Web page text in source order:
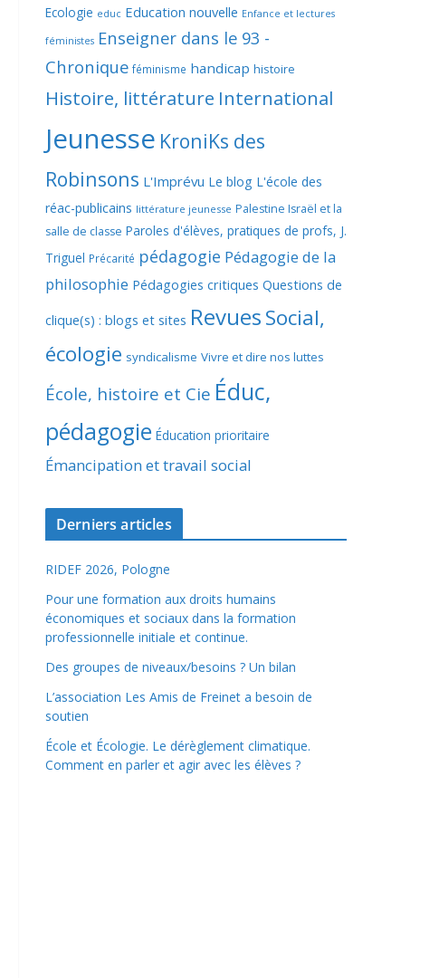
Ecologie educ Education nouvelle Enfance et lectures
féministes Enseigner dans le 93 -
Chronique féminisme handicap histoire
Histoire, littérature International
Jeunesse KroniKs des
Robinsons L'Imprévu Le blog L'école des
réac-publicains littérature jeunesse Palestine Israël et la
salle de classe Paroles d'élèves, pratiques de profs, J.
Triguel Précarité pédagogie Pédagogie de la
philosophie Pédagogies critiques Questions de
clique(s) : blogs et sites RevuesSocial,
écologie syndicalisme Vivre et dire nos luttes
École, histoire et Cie Éduc,
pédagogie Éducation prioritaire
Émancipation et travail social
Derniers articles
RIDEF 2026, Pologne
Pour une formation aux droits humains
économiques et sociaux dans la formation
professionnelle initiale et continue.
Des groupes de niveaux/besoins ? Un bilan
L’association Les Amis de Freinet a besoin de
soutien
École et Écologie. Le dérèglement climatique.
Comment en parler et agir avec les élèves ?